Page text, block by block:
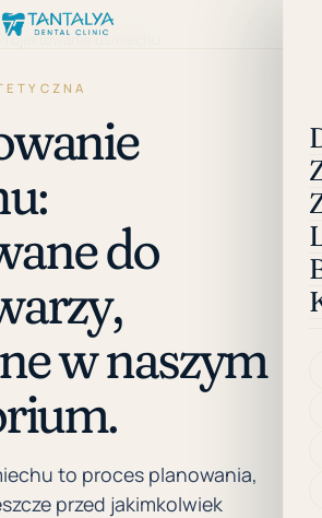
Projektowanie uśmiechu
do
w naszym
to proces planowania,
przed jakimkolwiek